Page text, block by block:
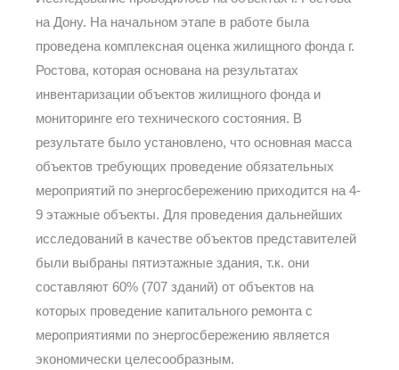
на Дону. На начальном этапе в работе была
проведена комплексная оценка жилищного фонда г.
Ростова, которая основана на результатах
инвентаризации объектов жилищного фонда и
мониторинге его технического состояния. В
результате было установлено, что основная масса
объектов требующих проведение обязательных
мероприятий по энергосбережению приходится на 4-
9 этажные объекты. Для проведения дальнейших
исследований в качестве объектов представителей
были выбраны пятиэтажные здания, т.к. они
составляют 60% (707 зданий) от объектов на
которых проведение капитального ремонта с
мероприятиями по энергосбережению является
экономически целесообразным.